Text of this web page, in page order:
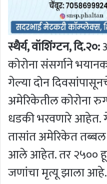
स्थैर्य, वॉशिंग्टन, दि.२०:
कोरोना संसर्गाने
गेल्या दोन
अमेरिकेतील कोरोना
धडकी भरवणारे आहेत.
तासांत अमेरिकेत
आले आहेत. तर २५००
जणांचा मृत्यू झाला आहे.